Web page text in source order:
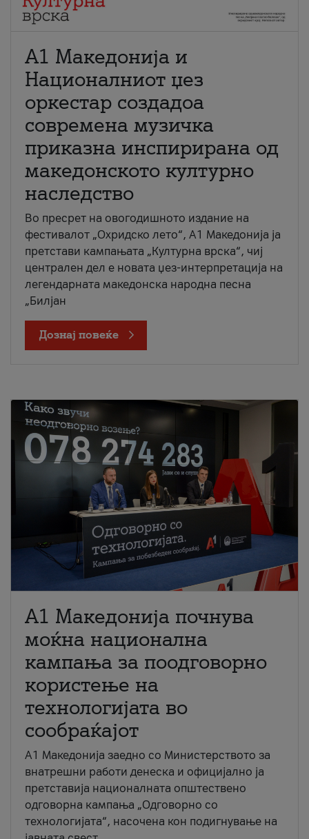
А1 Македонија и
Националниот џез
оркестар создадоа
современа музичка
приказна инспирирана од
македонското културно
наследство
Во пресрет на овогодишното издание на
фестивалот „Охридско лето“, А1 Македонија ја
претстави кампањата „Културна врска“, чиј
централен дел е новата џез-интерпретација на
легендарната македонска народна песна
„Билјан
Дознај повеќе
A1 Македонија почнува
моќна национална
кампања за поодговорно
користење на
технологијата во
сообраќајот
A1 Македонија заедно со Министерството за
внатрешни работи денеска и официјално ја
претставија националната општествено
одговорна кампања „Одговорно со
технологијата“, насочена кон подигнување на